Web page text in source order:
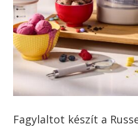
Fagylaltot készít a